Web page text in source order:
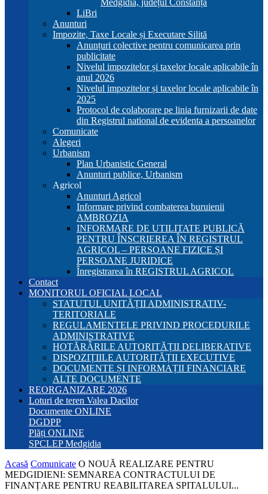
Medgidia, județul Constanța
LiBri
Anunturi
Impozite, Taxe Locale și Executare Silită
Anunțuri colective pentru comunicarea prin
publicitate
Nivelul impozitelor și taxelor locale aplicabile în
anul 2026
Nivelul impozitelor și taxelor locale aplicabile în
2025
Protocol de colaborare pe linia furnizarii de date
din Registrul national de evidenta a persoanelor
Comunicate
Alegeri
Urbanism
Plan Urbanistic General
Anunturi publice, Urbanism
Agricol
Anunturi Agricol
Informare privind combaterea buruienii
AMBROZIA
INFORMARE DE UTILITATE PUBLICĂ
PENTRU ÎNSCRIEREA ÎN REGISTRUL
AGRICOL – PERSOANE FIZICE ȘI
PERSOANE JURIDICE
Înregistrarea în REGISTRUL AGRICOL
Contact
MONITORUL OFICIAL LOCAL
STATUTUL UNITĂȚII ADMINISTRATIV-
TERITORIALE
REGULAMENTELE PRIVIND PROCEDURILE
ADMINISTRATIVE
HOTĂRÂRILE AUTORITĂȚII DELIBERATIVE
DISPOZIȚIILE AUTORITĂȚII EXECUTIVE
DOCUMENTE ȘI INFORMAȚII FINANCIARE
ALTE DOCUMENTE
REORGANIZARE 2026
Loturi de teren Valea Dacilor
Documente ONLINE
DGDPP
Plăți ONLINE
SPCLEP Medgidia
Acasă Comunicate O NOUĂ REALIZARE PENTRU
MEDGIDIENI: SEMNAREA CONTRACTULUI DE
FINANȚARE PENTRU REABILITAREA SPITALULUI...